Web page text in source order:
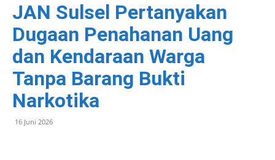
JAN Sulsel Pertanyakan
Dugaan Penahanan Uang
dan Kendaraan Warga
Tanpa Barang Bukti
Narkotika
16 Juni 2026